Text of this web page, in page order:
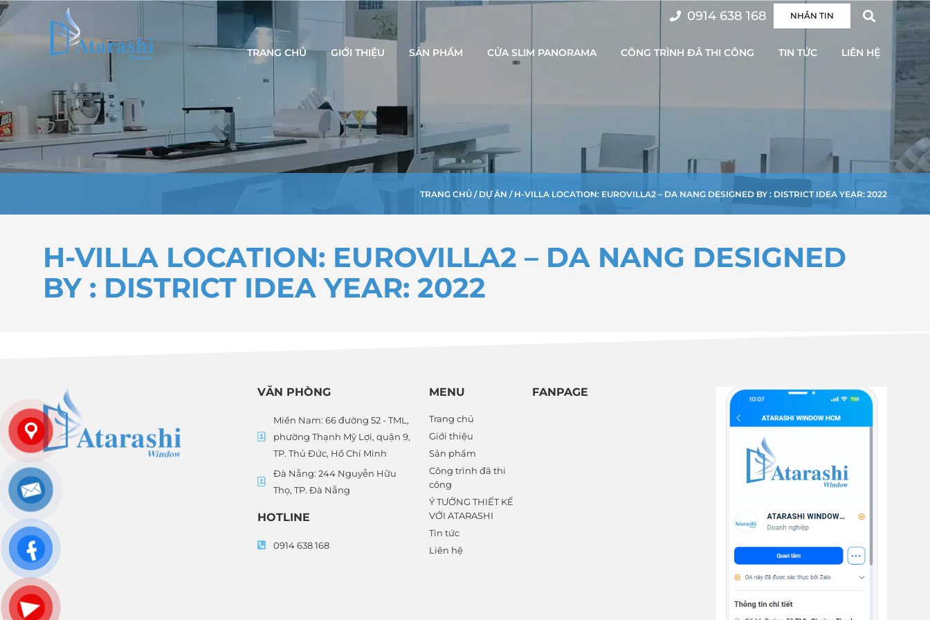
Nhảy
tới
0914 638 168 NHẮN TIN
TRANG CHỦ GIỚI THIỆU SẢN PHẨM CỬA SLIM PANORAMA CÔNG TRÌNH ĐÃ THI CÔNG TIN TỨC LIÊN HỆ
TRANG CHỦ / DỰ ÁN / H-VILLA LOCATION: EUROVILLA2 – DA NANG DESIGNED BY : DISTRICT IDEA YEAR: 2022
H-VILLA LOCATION: EUROVILLA2 – DA NANG DESIGNED
BY : DISTRICT IDEA YEAR: 2022
VĂN PHÒNG
Miền Nam: 66 đường 52 - TML,
phường Thạnh Mỹ Lợi, quận 9,
TP. Thủ Đức, Hồ Chí Minh
Đà Nẵng: 244 Nguyễn Hữu
Thọ, TP. Đà Nẵng
HOTLINE
0914 638 168
MENU
Trang chủ
Giới thiệu
Sản phẩm
Công trình đã thi
công
Ý TƯỞNG THIẾT KẾ
VỚI ATARASHI
Tin tức
Liên hệ
FANPAGE